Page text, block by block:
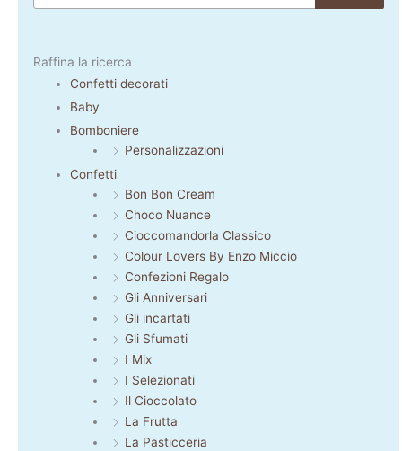
Raffina la ricerca
Confetti decorati
Baby
Bomboniere
Personalizzazioni
Confetti
Bon Bon Cream
Choco Nuance
Cioccomandorla Classico
Colour Lovers By Enzo Miccio
Confezioni Regalo
Gli Anniversari
Gli incartati
Gli Sfumati
I Mix
I Selezionati
Il Cioccolato
La Frutta
La Pasticceria